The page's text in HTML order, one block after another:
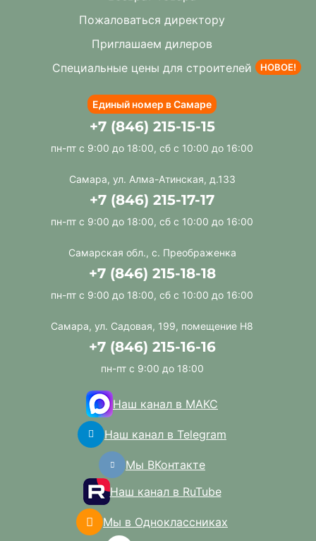
Пожаловаться директору
Приглашаем дилеров
Специальные цены для строителей
НОВОЕ!
Единый номер в Самаре
+7 (846) 215-15-15
пн-пт с 9:00 до 18:00, сб с 10:00 до 16:00
Самара, ул. Алма-Атинская, д.133
+7 (846) 215-17-17
пн-пт с 9:00 до 18:00, сб с 10:00 до 16:00
Самарская обл., с. Преображенка
+7 (846) 215-18-18
пн-пт с 9:00 до 18:00, сб с 10:00 до 16:00
Самара, ул. Садовая, 199, помещение Н8
+7 (846) 215-16-16
пн-пт с 9:00 до 18:00
Наш канал в МАКС
Наш канал в Telegram
Мы ВКонтакте
Наш канал в RuTube
Мы в Одноклассниках